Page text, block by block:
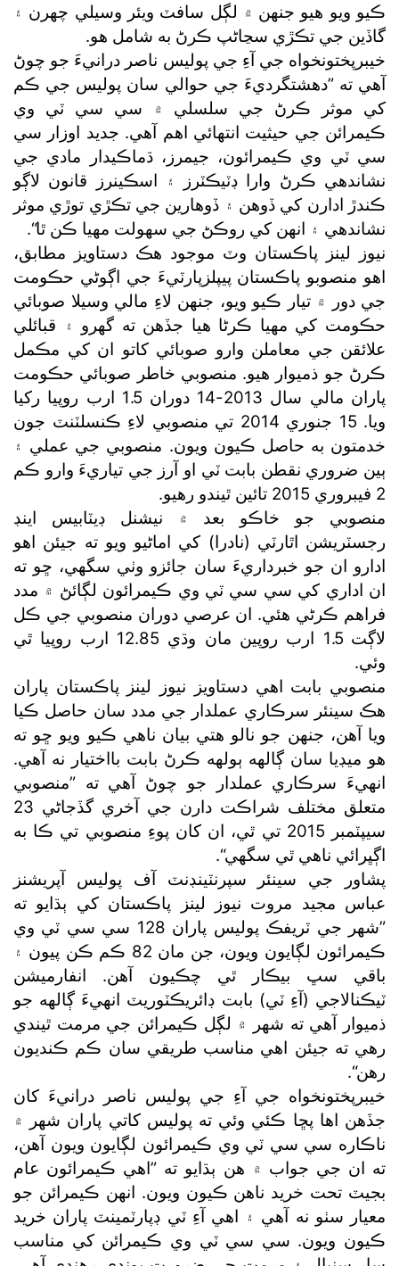
ڪيو ويو هيو جنهن ۾ لڳل سافٽ ويئر وسيلي چهرن ۽
گاڏين جي تڪڙي سڃاڻپ ڪرڻ به شامل هو.
خيبرپختونخواه جي آءِ جي پوليس ناصر درانيءَ جو چوڻ
آهي ته ”دهشتگرديءَ جي حوالي سان پوليس جي ڪم
کي موثر ڪرڻ جي سلسلي ۾ سي سي ٽي وي
ڪيمرائن جي حيثيت انتهائي اهم آهي. جديد اوزار سي
سي ٽي وي ڪيمرائون، جيمرز، ڌماڪيدار مادي جي
نشاندهي ڪرڻ وارا ڊٽيڪٽرز ۽ اسڪينرز قانون لاڳو
ڪندڙ ادارن کي ڏوهن ۽ ڏوهارين جي تڪڙي توڙي موثر
نشاندهي ۽ انهن کي روڪڻ جي سهولت مهيا ڪن ٿا“.
نيوز لينز پاڪستان وٽ موجود هڪ دستاويز مطابق،
اهو منصوبو پاڪستان پيپلزپارٽيءَ جي اڳوڻي حڪومت
جي دور ۾ تيار ڪيو ويو، جنهن لاءِ مالي وسيلا صوبائي
حڪومت کي مهيا ڪرڻا هيا جڏهن ته گھرو ۽ قبائلي
علائقن جي معاملن وارو صوبائي کاتو ان کي مڪمل
ڪرڻ جو ذميوار هيو. منصوبي خاطر صوبائي حڪومت
پاران مالي سال 2013-14 دوران 1.5 ارب روپيا رکيا
ويا. 15 جنوري 2014 تي منصوبي لاءِ ڪنسلٽنٽ جون
خدمتون به حاصل ڪيون ويون. منصوبي جي عملي ۽
ٻين ضروري نقطن بابت ٽي او آرز جي تياريءَ وارو ڪم
2 فيبروري 2015 تائين ٿيندو رهيو.
منصوبي جو خاڪو بعد ۾ نيشنل ڊيٽابيس اينڊ
رجسٽريشن اٿارٽي (نادرا) کي اماڻيو ويو ته جيئن اهو
ادارو ان جو خبرداريءَ سان جائزو وٺي سگھي، ڇو ته
ان اداري کي سي سي ٽي وي ڪيمرائون لڳائڻ ۾ مدد
فراهم ڪرڻي هئي. ان عرصي دوران منصوبي جي ڪل
لاڳت 1.5 ارب روپين مان وڌي 12.85 ارب روپيا ٿي
وئي.
منصوبي بابت اهي دستاويز نيوز لينز پاڪستان پاران
هڪ سينئر سرڪاري عملدار جي مدد سان حاصل ڪيا
ويا آهن، جنهن جو نالو هتي بيان ناهي ڪيو ويو ڇو ته
هو ميڊيا سان ڳالهه ٻولهه ڪرڻ بابت بااختيار نه آهي.
انهيءَ سرڪاري عملدار جو چوڻ آهي ته ”منصوبي
متعلق مختلف شراڪت دارن جي آخري گڏجاڻي 23
سيپٽمبر 2015 تي ٿي، ان کان پوءِ منصوبي تي ڪا به
اڳڀرائي ناهي ٿي سگھي“.
پشاور جي سينئر سپرنٽينڊنٽ آف پوليس آپريشنز
عباس مجيد مروت نيوز لينز پاڪستان کي ٻڌايو ته
”شهر جي ٽريفڪ پوليس پاران 128 سي سي ٽي وي
ڪيمرائون لڳايون ويون، جن مان 82 ڪم ڪن پيون ۽
باقي سڀ بيڪار ٿي چڪيون آهن. انفارميشن
ٽيڪنالاجي (آءِ ٽي) بابت ڊائريڪٽوريٽ انهيءَ ڳالهه جو
ذميوار آهي ته شهر ۾ لڳل ڪيمرائن جي مرمت ٿيندي
رهي ته جيئن اهي مناسب طريقي سان ڪم ڪنديون
رهن“.
خيبرپختونخواه جي آءِ جي پوليس ناصر درانيءَ کان
جڏهن اها پڇا ڪئي وئي ته پوليس کاتي پاران شهر ۾
ناڪاره سي سي ٽي وي ڪيمرائون لڳايون ويون آهن،
ته ان جي جواب ۾ هن ٻڌايو ته ”اهي ڪيمرائون عام
بجيٽ تحت خريد ناهن ڪيون ويون. انهن ڪيمرائن جو
معيار سٺو نه آهي ۽ اهي آءِ ٽي ڊپارٽمينٽ پاران خريد
ڪيون ويون. سي سي ٽي وي ڪيمرائن کي مناسب